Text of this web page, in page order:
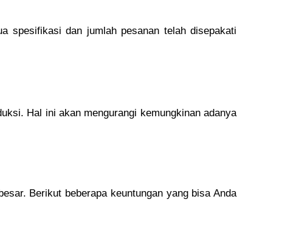
spesifikasi dan jumlah pesanan telah disepakati
Hal ini akan mengurangi kemungkinan adanya
Berikut beberapa keuntungan yang bisa Anda